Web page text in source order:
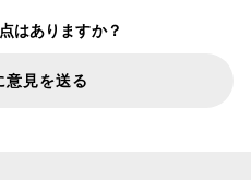
はありますか？
意見を送る